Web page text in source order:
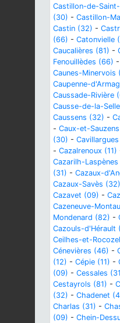
Castillon-de-
(30) - Castillon-
Castin (32) -
(66) - Catonvielle
Caucalières (81) -
Fenouillèdes (66) -
Caunes-Minervois
Caupenne-
Caussade-Rivière
Causse-de-la-
Caussens (32) -
- Caux-et-Sauzens
(30) -
- Cazalrenoux (11)
Cazarilh-Laspènes
(31) - Cazaux-
Cazaux-Savès (32)
Cazavet (09) -
Cazeneuve-
Mondenard (82) -
Cazouls-d'Hérault
Ceilhes-et-
Cénevières (46) -
(12) - Cépie (11) -
(09) - Cessales
Cestayrols (81) -
(32) - Chadenet
Charlas (31) -
(09) - Chein-